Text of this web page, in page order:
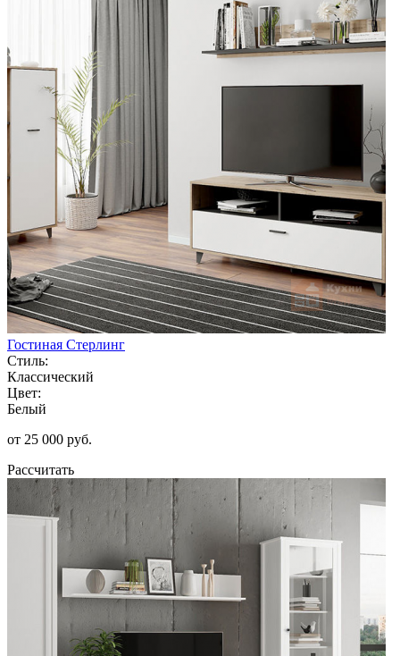
Гостиная Стерлинг
Стиль:
Классический
Цвет:
Белый
от 25 000 руб.
Рассчитать